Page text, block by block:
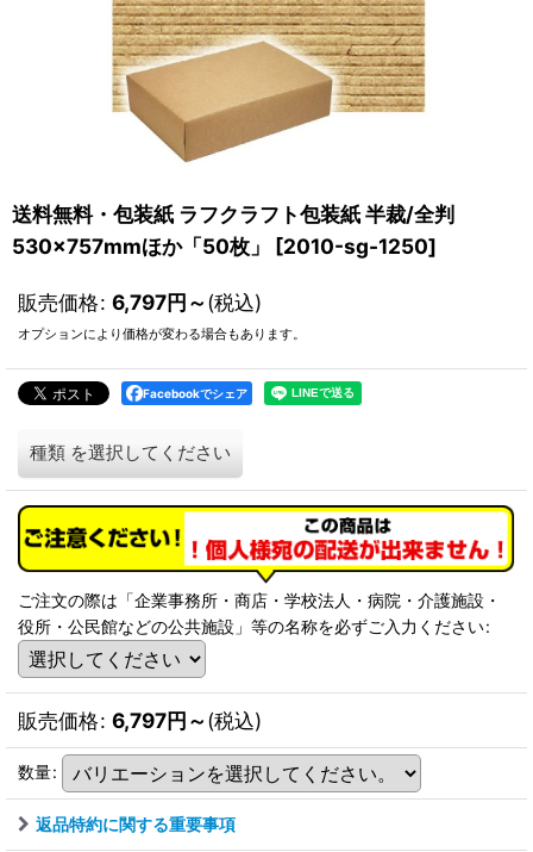
送料無料・包装紙 ラフクラフト包装紙 半裁/全判
530×757mmほか「50枚」
[2010-sg-1250]
販売価格: 6,797円～(税込)
オプションにより価格が変わる場合もあります。
Facebookでシェア
種類 を選択してください
ご注文の際は「企業事務所・商店・学校法人・病院・介護施設・
役所・公民館などの公共施設」等の名称を必ずご入力ください:
販売価格: 6,797円～(税込)
数量:
返品特約に関する重要事項